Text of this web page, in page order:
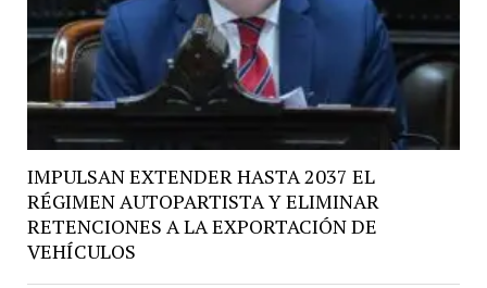
IMPULSAN EXTENDER HASTA 2037 EL
RÉGIMEN AUTOPARTISTA Y ELIMINAR
RETENCIONES A LA EXPORTACIÓN DE
VEHÍCULOS